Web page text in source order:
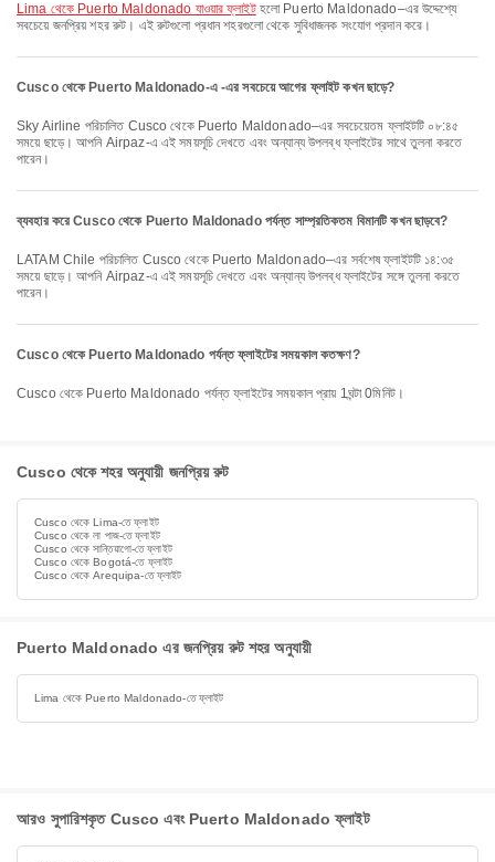
Lima থেকে Puerto Maldonado যাওয়ার ফ্লাইটহলো Puerto Maldonado–এর উদ্দেশ্যে
সবচেয়ে জনপ্রিয় শহর রুট। এই রুটগুলো প্রধান শহরগুলো থেকে সুবিধাজনক সংযোগ প্রদান করে।
Cusco থেকে Puerto Maldonado-এ -এর সবচেয়ে আগের ফ্লাইট কখন ছাড়ে?
Sky Airline পরিচালিত Cusco থেকে Puerto Maldonado–এর সবচেয়েতম ফ্লাইটটি ০৮:৪৫
সময়ে ছাড়ে। আপনি Airpaz-এ এই সময়সূচি দেখতে এবং অন্যান্য উপলব্ধ ফ্লাইটের সাথে তুলনা করতে
পারেন।
ব্যবহার করে Cusco থেকে Puerto Maldonado পর্যন্ত সাম্প্রতিকতম বিমানটি কখন ছাড়বে?
LATAM Chile পরিচালিত Cusco থেকে Puerto Maldonado–এর সর্বশেষ ফ্লাইটটি ১৪:৩৫
সময়ে ছাড়ে। আপনি Airpaz-এ এই সময়সূচি দেখতে এবং অন্যান্য উপলব্ধ ফ্লাইটের সঙ্গে তুলনা করতে
পারেন।
Cusco থেকে Puerto Maldonado পর্যন্ত ফ্লাইটের সময়কাল কতক্ষণ?
Cusco থেকে Puerto Maldonado পর্যন্ত ফ্লাইটের সময়কাল প্রায় 1ঘন্টা 0মিনিট।
Cusco থেকে শহর অনুযায়ী জনপ্রিয় রুট
Cusco থেকে Lima-তে ফ্লাইট
Cusco থেকে লা পাজ-তে ফ্লাইট
Cusco থেকে সান্তিয়াগো-তে ফ্লাইট
Cusco থেকে Bogotá-তে ফ্লাইট
Cusco থেকে Arequipa-তে ফ্লাইট
Puerto Maldonado এর জনপ্রিয় রুট শহর অনুযায়ী
Lima থেকে Puerto Maldonado-তে ফ্লাইট
আরও সুপারিশকৃত Cusco এবং Puerto Maldonado ফ্লাইট